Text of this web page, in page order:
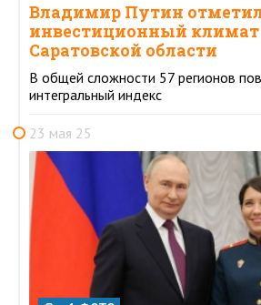
Владимир Путин
инвестиционный климат
Саратовской области
В общей сложности 57 регионов
интегральный индекс
23 мая 25